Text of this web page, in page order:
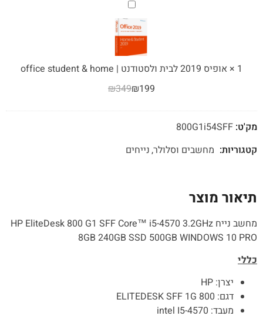
Business
אופיס
2019
לבית
ולסטודנט
office
student
1
× אופיס 2019 לבית ולסטודנט | office student & home
₪199
₪349
מק'ט: 800G1i54SFF
קטגוריות: מחשבים וסלולר נייחים
תיאור מוצר
מחשב נייח HP EliteDesk 800 G1 SFF Core™ i5-4570 3.2GHz
8GB 240GB SSD 500GB WINDOWS 10 PRO
כללי
יצרן: HP
דגם: SFF 1
G 800
ELITEDESK
מעבד: intel I5-4570